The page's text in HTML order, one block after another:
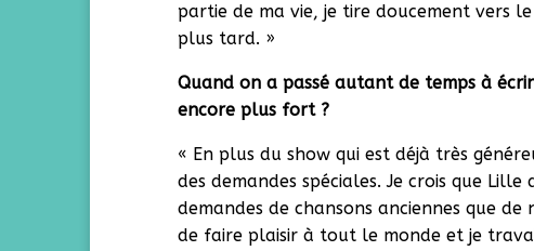
partie de ma vie, je tire doucement vers
plus tard. »
Quand on a passé autant de temps à
encore plus fort ?
« En plus du show qui est déjà très
des demandes spéciales. Je crois que
demandes de chansons anciennes que
de faire plaisir à tout le monde et je